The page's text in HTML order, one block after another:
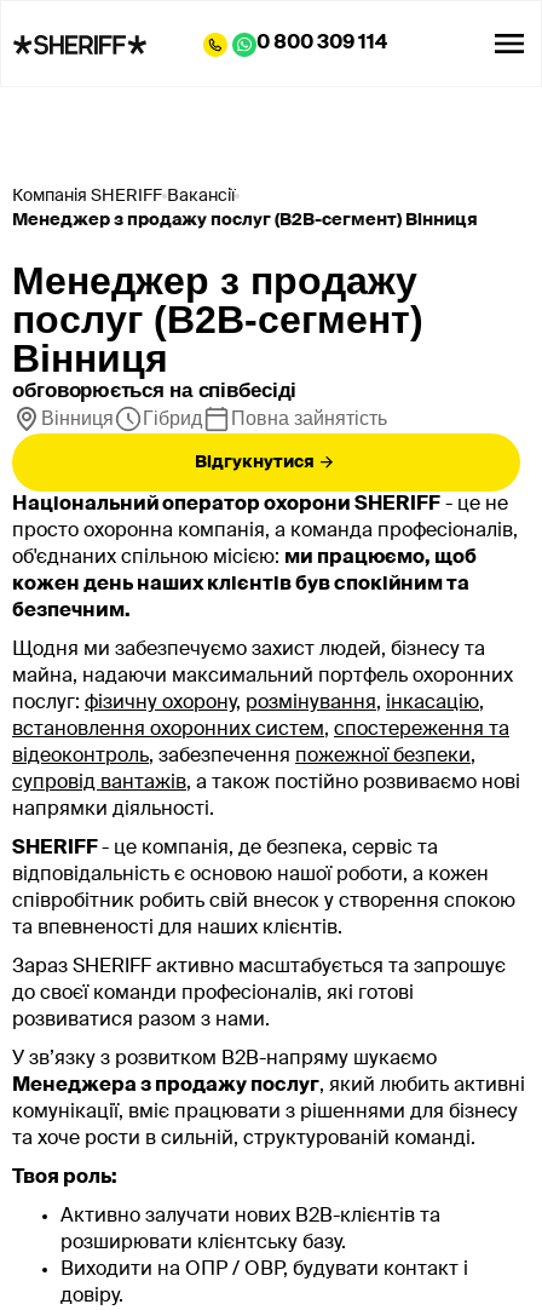
0 800 309 114
Компанія SHERIFF Вакансії
Менеджер з продажу послуг (В2В-сегмент) Вінниця
Менеджер з продажу
послуг (В2В-сегмент)
Вінниця
обговорюється на співбесіді
Вінниця Гібрид Повна зайнятість
Відгукнутися
Національний оператор охорони SHERIFF - це не
просто охоронна компанія, а команда професіоналів,
об'єднаних спільною місією: ми працюємо, щоб
кожен день наших клієнтів був спокійним та
безпечним.
Щодня ми забезпечуємо захист людей, бізнесу та
майна, надаючи максимальний портфель охоронних
послуг: фізичну охорону, розмінування, інкасацію,
встановлення охоронних систем, спостереження та
відеоконтроль, забезпечення пожежної безпеки,
супровід вантажів, а також постійно розвиваємо нові
напрямки діяльності.
SHERIFF- це компанія, де безпека, сервіс та
відповідальність є основою нашої роботи, а кожен
співробітник робить свій внесок у створення спокою
та впевненості для наших клієнтів.
Зараз SHERIFF активно масштабується та запрошує
до своєї команди професіоналів, які готові
розвиватися разом з нами.
У зв’язку з розвитком B2B-напряму шукаємо
Менеджера з продажу послуг, який любить активні
комунікації, вміє працювати з рішеннями для бізнесу
та хоче рости в сильній, структурованій команді.
Твоя роль:
Активно залучати нових B2B-клієнтів та
розширювати клієнтську базу.
Виходити на ОПР / ОВР, будувати контакт і
довіру.